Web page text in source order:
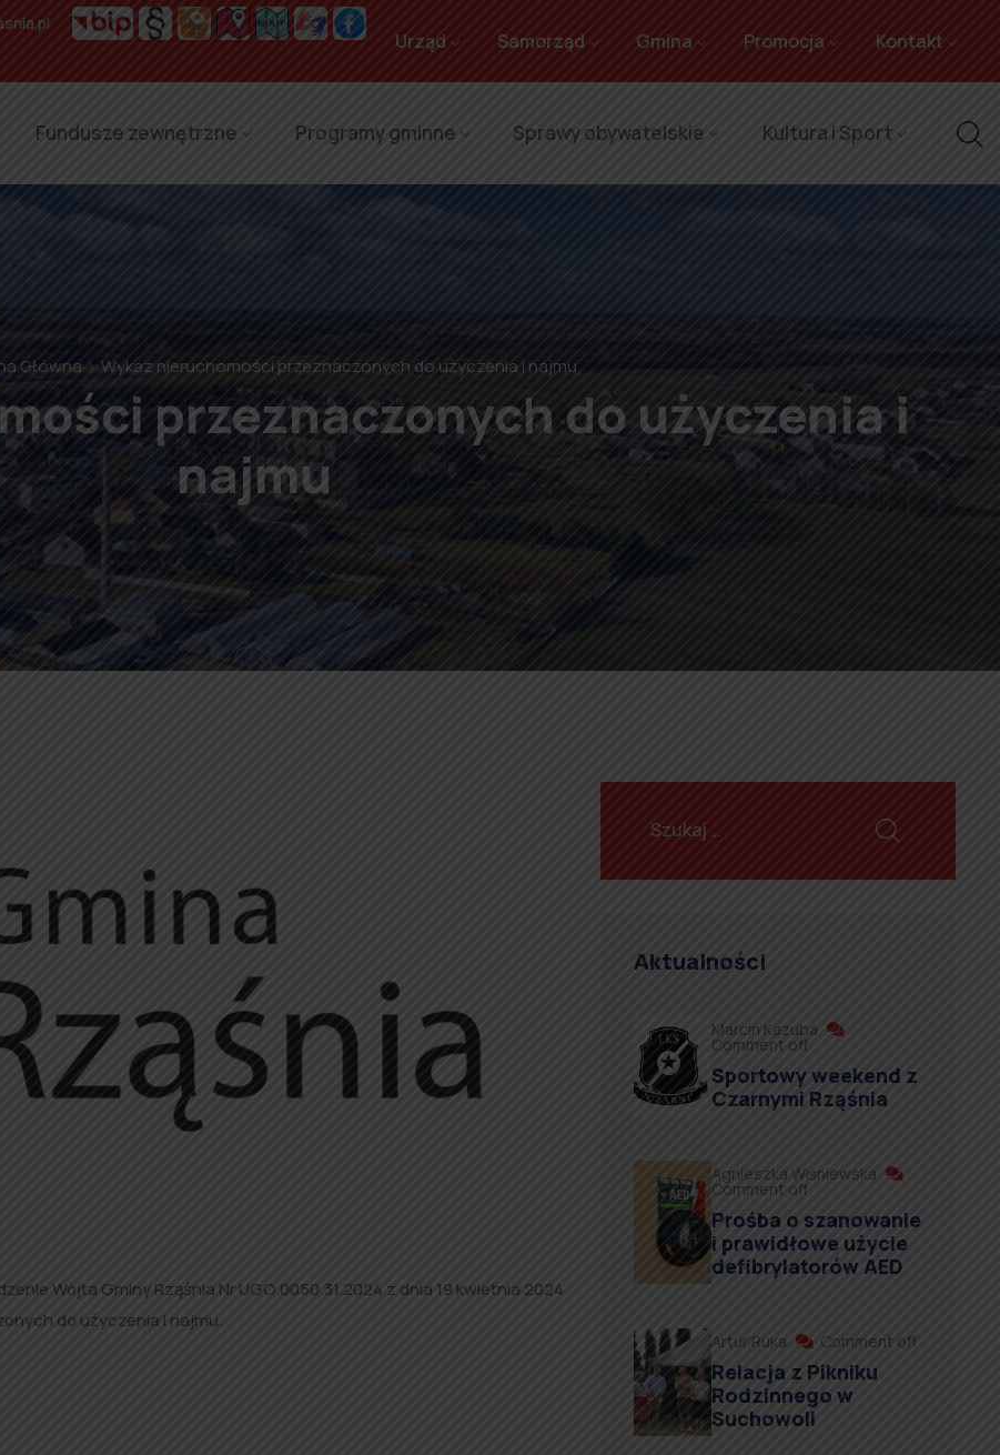
Urząd Samorząd Gmina Promocja Kontakt
Fundusze zewnętrzne Programy gminne Sprawy obywatelskie Kultura i Sport
Główna Wykaz nieruchomości przeznaczonych do użyczenia i najmu
przeznaczonych do użyczenia i
najmu
Wójta Gminy Rząśnia Nr UGO.0050.31.2024 z dnia 19 kwietnia 2024
do użyczenia i najmu.
Aktualności
Marcin Kazuba
Comment off
Sportowy weekend z
Czarnymi Rząśnia
Agnieszka Wiśniewska
Comment off
Prośba o szanowanie
i prawidłowe użycie
defibrylatorów AED
Artur Ruka Comment off
Relacja z Pikniku
Rodzinnego w
Suchowoli